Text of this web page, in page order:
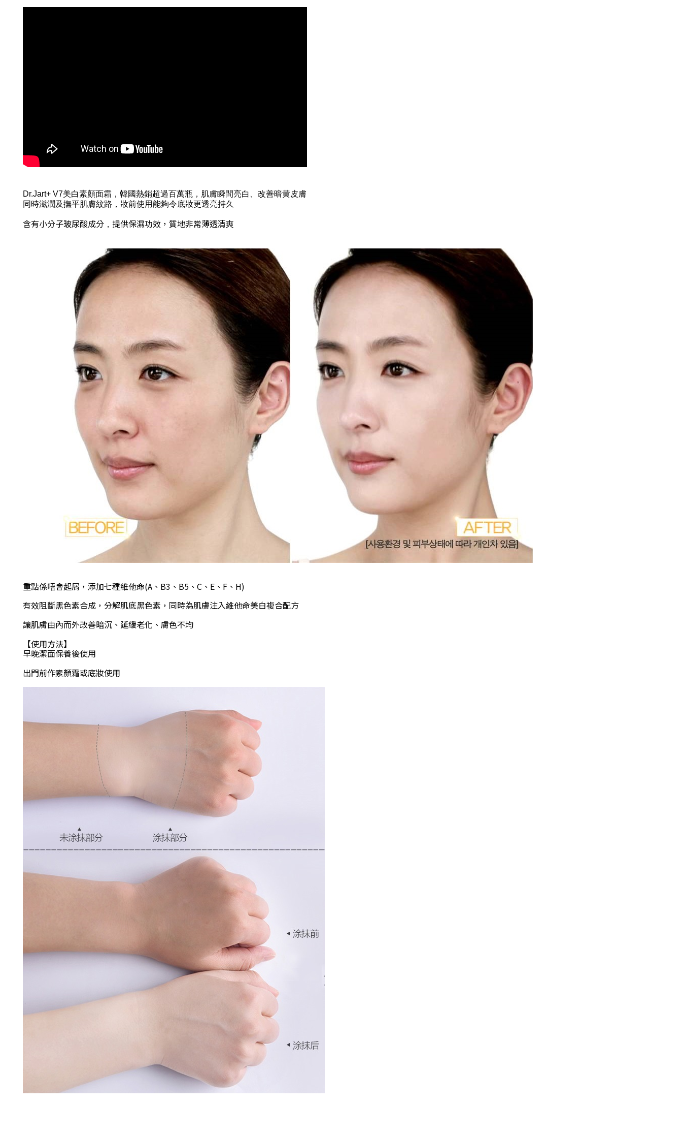
Dr.Jart+ V7美白素顏面霜 ， 韓國熱銷超過百萬瓶 ， 肌膚瞬間亮白、改善暗黄皮膚
同時滋潤及撫平肌膚紋路 ， 妝前使用能夠令底妝更透亮持久
含有小分子玻尿酸成分 ， 提供保濕功效， 質地非常薄透清爽
重點係唔會起屑 ， 添加七種維他命(A、B3、B5、C、E、F、H)
有效阻斷黑色素合成 ， 分解肌底黑色素 ， 同時為肌膚注入維他命美白複合配方
讓肌膚由內而外改善暗沉、延緩老化、膚色不均
【使用方法】
早晚潔面保養後使用
出門前作素顏霜或底妝使用